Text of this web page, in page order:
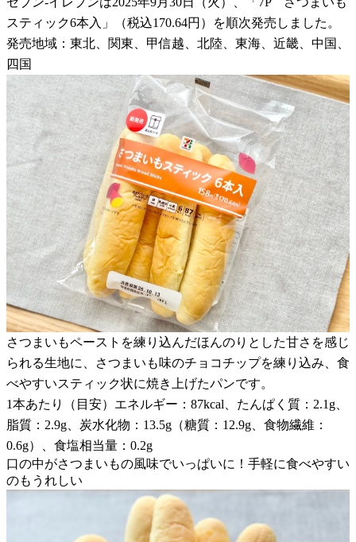
スティック6本入」（税込170.64円）を順次発売しました。
発売地域：東北、関東、甲信越、北陸、東海、近畿、中国、
四国
さつまいもペーストを練り込んだほんのりとした甘さを感じ
られる生地に、さつまいも味のチョコチップを練り込み、食
べやすいスティック状に焼き上げたパンです。
1本あたり（目安）エネルギー：87kcal、たんぱく質：2.1g、
脂質：2.9g、炭水化物：13.5g（糖質：12.9g、食物繊維：
0.6g）、食塩相当量：0.2g
口の中がさつまいもの風味でいっぱいに！手軽に食べやすい
のもうれしい